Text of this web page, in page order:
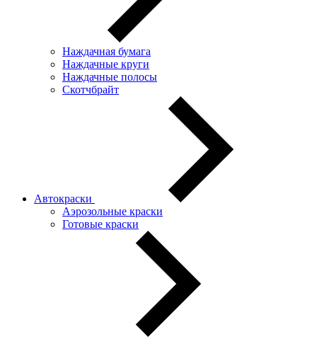
Наждачная бумага
Наждачные круги
Наждачные полосы
Скотчбрайт
Автокраски
Аэрозольные краски
Готовые краски